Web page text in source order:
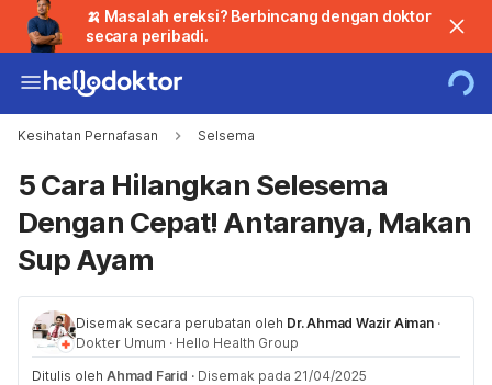
🍌 Masalah ereksi? Berbincang dengan doktor
secara peribadi.
Kesihatan Pernafasan Selsema
5 Cara Hilangkan Selesema
Dengan Cepat! Antaranya, Makan
Sup Ayam
Disemak secara perubatan oleh Dr. Ahmad Wazir Aiman ·
Dokter Umum · Hello Health Group
Ditulis oleh Ahmad Farid · Disemak pada 21/04/2025